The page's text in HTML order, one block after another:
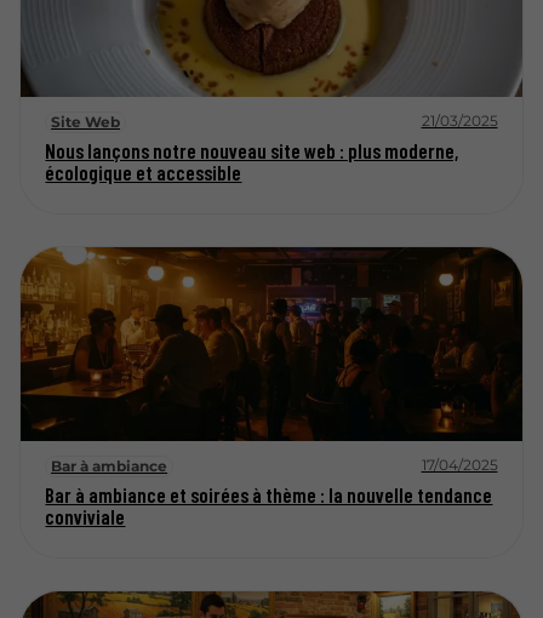
Site Web 21/03/2025
Nous lançons notre nouveau site web : plus moderne,
écologique et accessible
Bar à ambiance 17/04/2025
Bar à ambiance et soirées à thème : la nouvelle tendance
conviviale